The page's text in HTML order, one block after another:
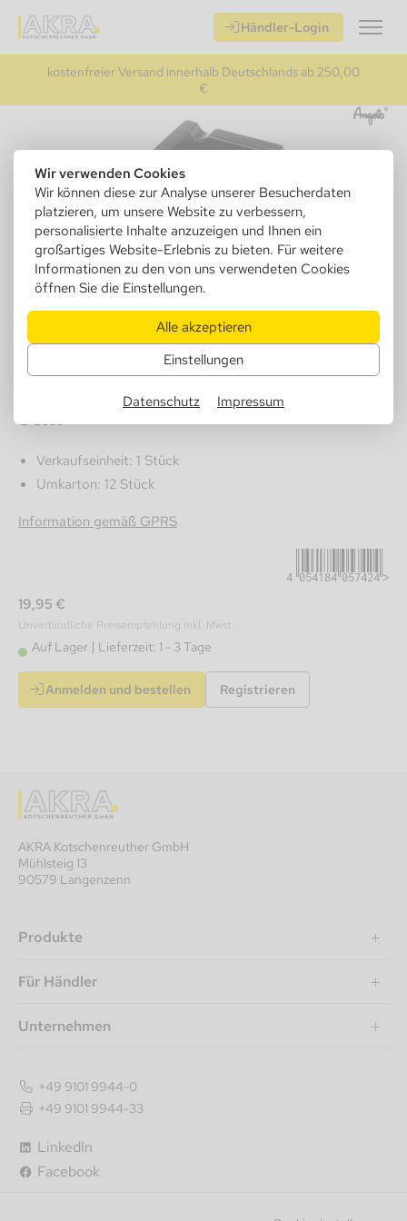
Wir verwenden Cookies
Wir können diese zur Analyse unserer Besucherdaten
platzieren, um unsere Website zu verbessern,
personalisierte Inhalte anzuzeigen und Ihnen ein
großartiges Website-Erlebnis zu bieten. Für weitere
Informationen zu den von uns verwendeten Cookies
öffnen Sie die Einstellungen.
Alle akzeptieren
Einstellungen
Datenschutz Impressum
Händler-Login
kostenfreier Versand innerhalb Deutschlands ab 250,00
€
Angelo Zigarrenascher, Keramik
schwarz matt 4 Ablagen, 18x 18x
5cm
Verkaufseinheit: 1 Stück
Umkarton: 12 Stück
Information gemäß GPRS
4054184057424
19,95 €
Unverbindliche Preisempfehlung inkl. Mwst.
Auf Lager Lieferzeit: 1 - 3 Tage
Anmelden und bestellen Registrieren
AKRA Kotschenreuther GmbH
Mühlsteig 13
90579 Langenzenn
Produkte
Für Händler
Unternehmen
LinkedIn
Facebook
+49 9101 9944-0
+49 9101 9944-33